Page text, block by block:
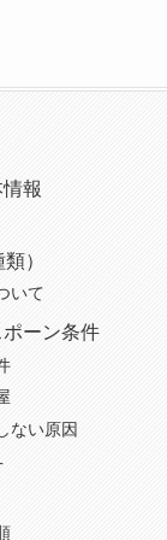
報
）
いて
ーン条件
ない原因